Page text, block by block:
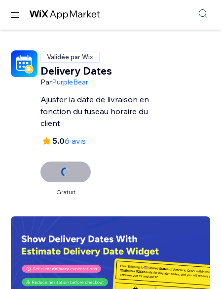
Validée par Wix
Delivery Dates
ParPurpleBear
Ajuster la date de livraison en
fonction du fuseau horaire du
client
5.06 avis
Gratuit